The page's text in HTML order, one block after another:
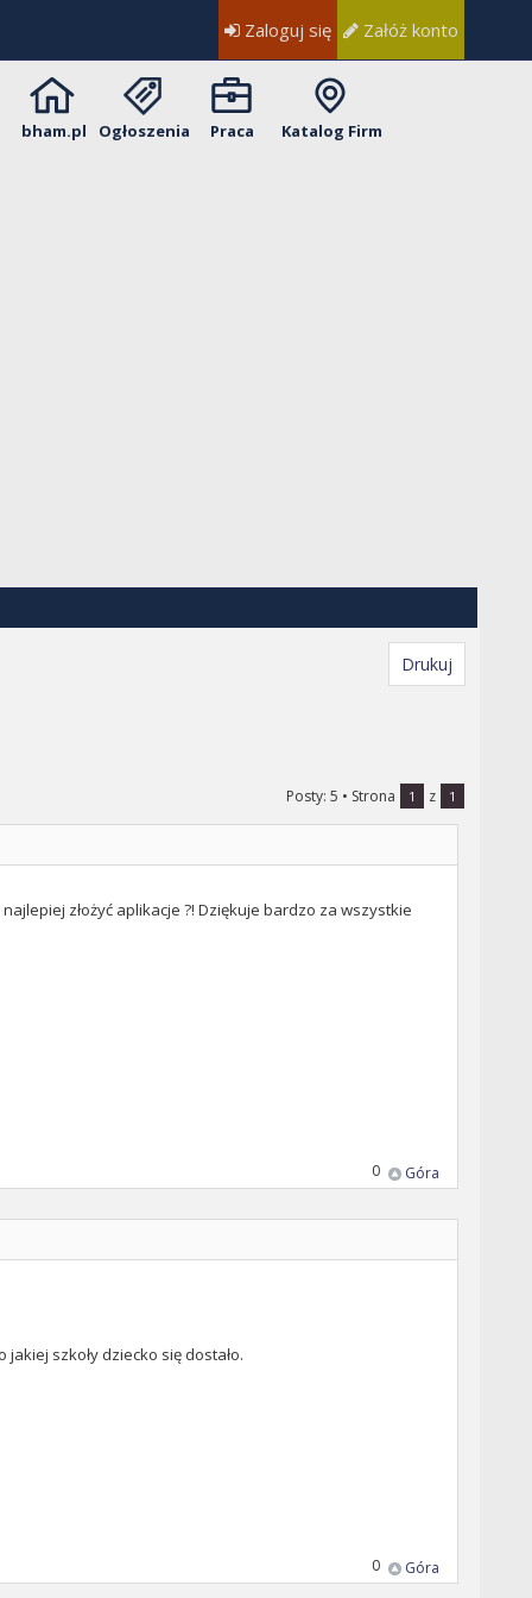
Zaloguj się Załóż konto
bham.pl Ogłoszenia Praca Katalog Firm
Drukuj
Posty: 5 • Strona 1 z 1
złożyć aplikacje ?! Dziękuje bardzo za wszystkie
Góra
0
szkoły dziecko się dostało.
Góra
0